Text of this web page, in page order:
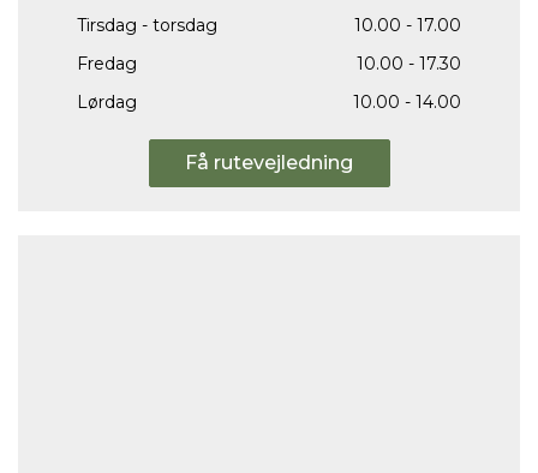
Tirsdag - torsdag
10.00 - 17.00
Fredag
10.00 - 17.30
Lørdag
10.00 - 14.00
Få rutevejledning